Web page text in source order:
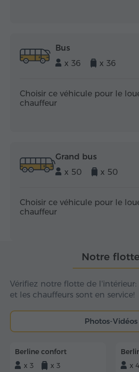
Bus
x 36
x 36
Choisir ce véhicule pour le
chauffeur
Grand bus
x 50
x 50
Choisir ce véhicule pour le
chauffeur
Notre flotte
Vérifiez notre flotte de l'intérieur:
et les chauffeurs sont en service!
Photos-Vidéos
Berline confort
x 3
x 3
x 4